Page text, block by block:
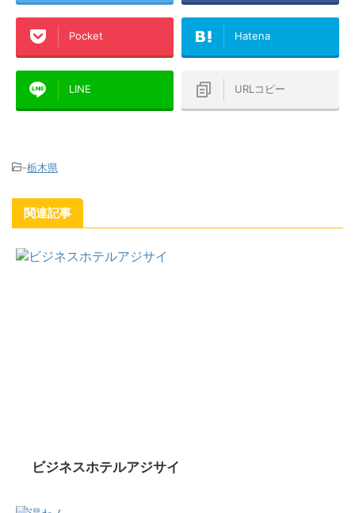
Pocket Hatena
LINE URLコピー
-栃木県
関連記事
ビジネスホテルアジサイ